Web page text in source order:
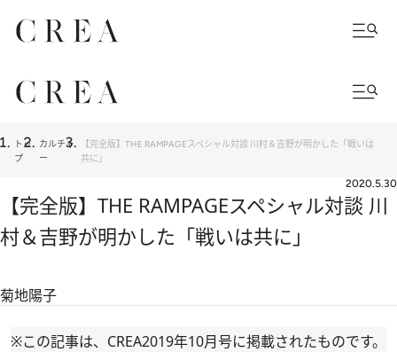
トッ
プ
カルチャ
ー
【完全版】THE RAMPAGEスペシャル対談 川村＆吉野が明かした「戦いは
共に」
2020.5.30
【完全版】THE RAMPAGEスペシャル対談 川
村＆吉野が明かした「戦いは共に」
菊地陽子
※この記事は、CREA2019年10月号に掲載されたものです。